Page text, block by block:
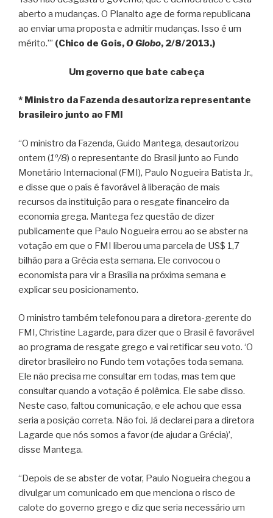
aberto a mudanças. O Planalto age de forma republicana
ao enviar uma proposta e admitir mudanças. Isso é um
mérito.’” (Chico de Gois,O Globo, 2/8/2013.)
Um governo que bate cabeça
* Ministro da Fazenda desautoriza representante
brasileiro junto ao FMI
“O ministro da Fazenda, Guido Mantega, desautorizou
ontem (1º/8) o representante do Brasil junto ao Fundo
Monetário Internacional (FMI), Paulo Nogueira Batista Jr.,
e disse que o país é favorável à liberação de mais
recursos da instituição para o resgate financeiro da
economia grega. Mantega fez questão de dizer
publicamente que Paulo Nogueira errou ao se abster na
votação em que o FMI liberou uma parcela de US$ 1,7
bilhão para a Grécia esta semana. Ele convocou o
economista para vir a Brasília na próxima semana e
explicar seu posicionamento.
O ministro também telefonou para a diretora-gerente do
FMI, Christine Lagarde, para dizer que o Brasil é favorável
ao programa de resgate grego e vai retificar seu voto. ‘O
diretor brasileiro no Fundo tem votações toda semana.
Ele não precisa me consultar em todas, mas tem que
consultar quando a votação é polêmica. Ele sabe disso.
Neste caso, faltou comunicação, e ele achou que essa
seria a posição correta. Não foi. Já declarei para a diretora
Lagarde que nós somos a favor (de ajudar a Grécia)’,
disse Mantega.
“Depois de se abster de votar, Paulo Nogueira chegou a
divulgar um comunicado em que menciona o risco de
calote do governo grego e diz que seria necessário um